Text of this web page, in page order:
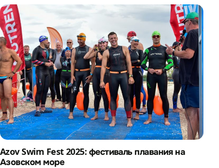
Azov Swim Fest 2025: фестиваль плавания на
Азовском море